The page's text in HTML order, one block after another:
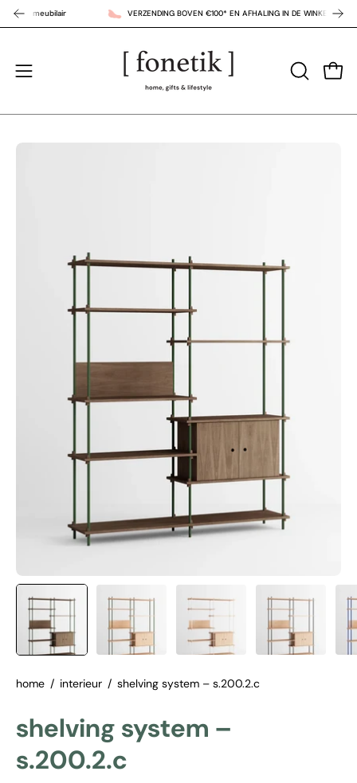
skip
to
meubilair VERZENDING BOVEN €100* EN AFHALING IN DE WINKEL GRATIS *
open
OPEN
zoom
home / interieur / shelving system – s.200.2.c
shelving system –
s.200.2.c